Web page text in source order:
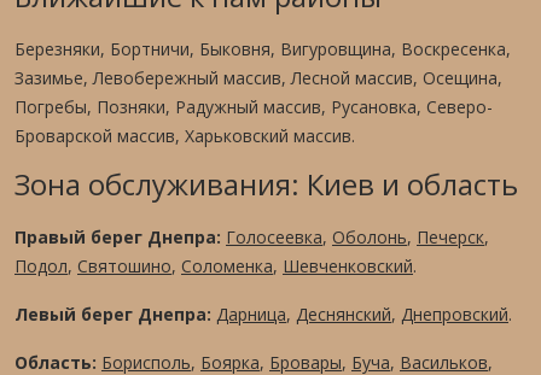
Березняки, Бортничи, Быковня, Вигуровщина, Воскресенка,
Зазимье, Левобережный массив, Лесной массив, Осещина,
Погребы, Позняки, Радужный массив, Русановка, Северо-
Броварской массив, Харьковский массив.
Зона обслуживания: Киев и область
Правый берег Днепра: Голосеевка, Оболонь, Печерск,
Подол, Святошино, Соломенка, Шевченковский.
Левый берег Днепра: Дарница, Деснянский, Днепровский.
Область: Борисполь, Боярка, Бровары, Буча, Васильков,